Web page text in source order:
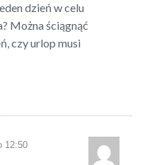
dzień w celu
Można ściągnąć
czy urlop musi
12:50